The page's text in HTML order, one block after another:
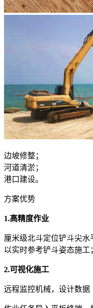
边坡修整；
河道清淤；
港口建设。
方案优势
1.高精度作业
厘米级北斗定位铲斗尖水
以实时参考铲斗姿态施工
2.可视化施工
远程监控机械，设计数据